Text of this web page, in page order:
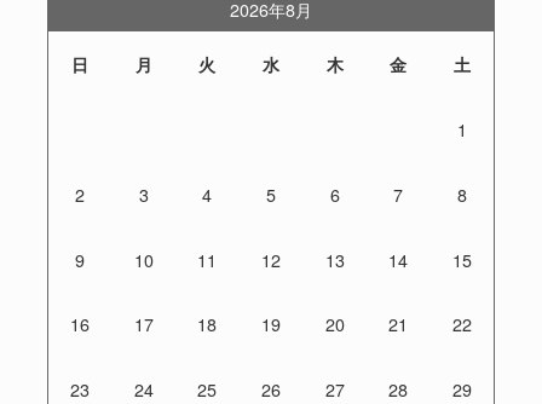
2026年8月
日 月 火 水 木 金 土
1
2 3 4 5 6 7 8
9 10 11 12 13 14 15
16 17 18 19 20 21 22
23 24 25 26 27 28 29